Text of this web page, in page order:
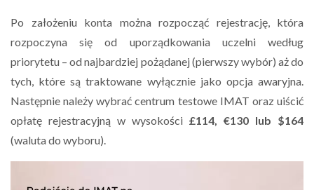
Po założeniu konta można rozpocząć rejestrację, która
rozpoczyna się od uporządkowania uczelni według
priorytetu – od najbardziej pożądanej (pierwszy wybór) aż do
tych, które są traktowane wyłącznie jako opcja awaryjna.
Następnie należy wybrać centrum testowe IMAT oraz uiścić
opłatę rejestracyjną w wysokości £114, €130 lub $164
(waluta do wyboru).